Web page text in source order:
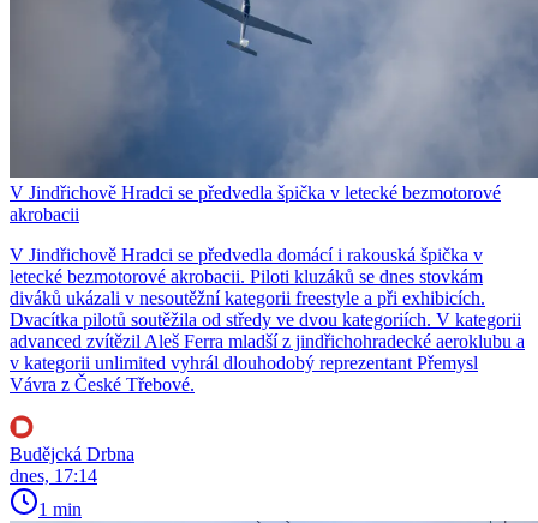
V Jindřichově Hradci se předvedla špička v letecké bezmotorové
akrobacii
V Jindřichově Hradci se předvedla domácí i rakouská špička v
letecké bezmotorové akrobacii. Piloti kluzáků se dnes stovkám
diváků ukázali v nesoutěžní kategorii freestyle a při exhibicích.
Dvacítka pilotů soutěžila od středy ve dvou kategoriích. V kategorii
advanced zvítězil Aleš Ferra mladší z jindřichohradecké aeroklubu a
v kategorii unlimited vyhrál dlouhodobý reprezentant Přemysl
Vávra z České Třebové.
Budějcká Drbna
dnes, 17:14
1 min